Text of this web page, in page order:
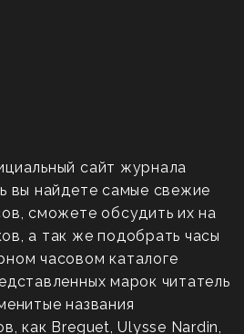
сайт журнала
вы найдете самые свежие
сможете обсудить их на
а так же подобрать часы
часовом каталоге
марок читатель
названия
как Breguet, Ulysse Nardin,